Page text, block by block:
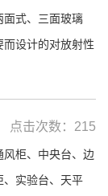
面式、三面玻璃
设计的对放射性
柜、中央台、边
、实验台、天平
点击次数：215